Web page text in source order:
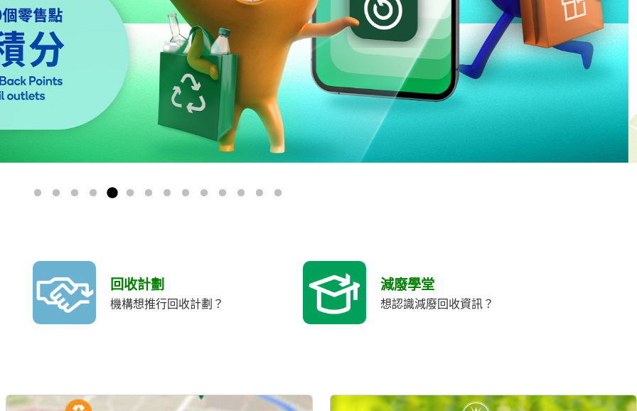
回收計劃
機構想推行回收計劃？
減廢學堂
想認識減廢回收資訊？